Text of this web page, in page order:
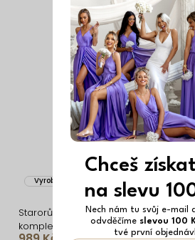
Vyrobeno v EU
Starorůžový plisovaný
komplet ZERA se sukní
Světle
Chceš
na slevu
Nech nám tu svůj e-mail
odvděčíme slevou 100
tvé první